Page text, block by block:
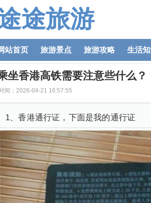
途旅游
站首页 旅游景点 旅游攻略 生活
坐香港高铁需要注意些什么？
间：2026-04-21 16:57:55
1、香港通行证，下面是我的通行证